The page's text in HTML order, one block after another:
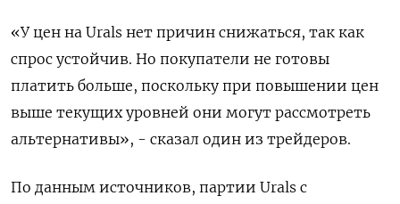
«У цен на Urals нет причин снижаться, так как
спрос устойчив. Но покупатели не готовы
платить больше, поскольку при повышении цен
выше текущих уровней они могут рассмотреть
альтернативы», - сказал один из трейдеров.
По данным источников, партии Urals с